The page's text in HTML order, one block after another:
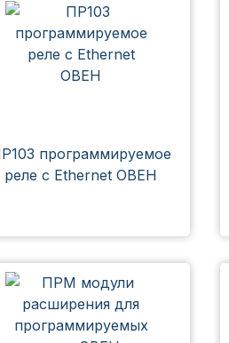
программируемое
реле с Ethernet ОВЕН